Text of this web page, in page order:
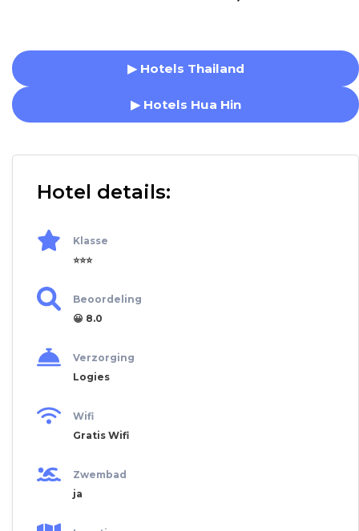
▶ Hotels Thailand
▶ Hotels Hua Hin
Hotel details:
Klasse
⭐⭐⭐
Beoordeling
😀 8.0
Verzorging
Logies
Wifi
Gratis Wifi
Zwembad
ja